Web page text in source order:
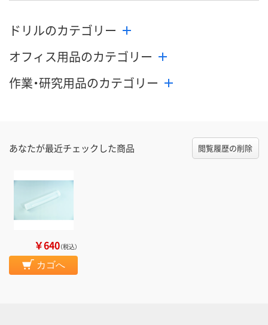
カゴへ
ドリルのカテゴリー
オフィス用品のカテゴリー
作業・研究用品のカテゴリー
あなたが最近チェックした商品 閲覧履歴の削除
￥640（税込）
カゴへ